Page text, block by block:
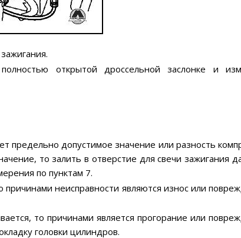
открытой дроссельной заслонке и
предельно допустимое значение или разность
то залить в отверстие для свечи зажигания
по пунктам 7.
причинами неисправности являются износ или
то причинами является прогорание или
головки цилиндров.